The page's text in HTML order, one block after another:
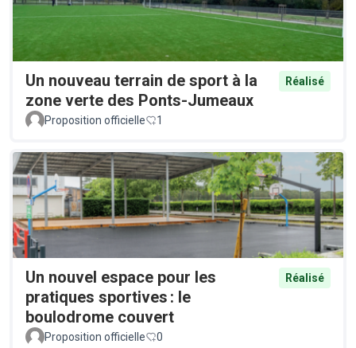
Un nouveau terrain de sport à la
zone verte des Ponts-Jumeaux
Réalisé
Proposition officielle 1
Un nouvel espace pour les
pratiques sportives : le
boulodrome couvert
Réalisé
Proposition officielle 0